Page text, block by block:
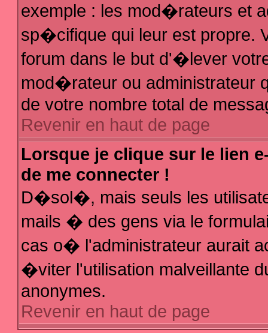
exemple : les mod�rateurs et
sp�cifique qui leur est propre.
forum dans le but d'�lever
mod�rateur ou administrateur
de votre nombre total de
Revenir en haut de page
Lorsque je clique sur le lien
de me connecter !
D�sol�, mais seuls les
mails � des gens via le
cas o� l'administrateur aurait
�viter l'utilisation malveillante
anonymes.
Revenir en haut de page